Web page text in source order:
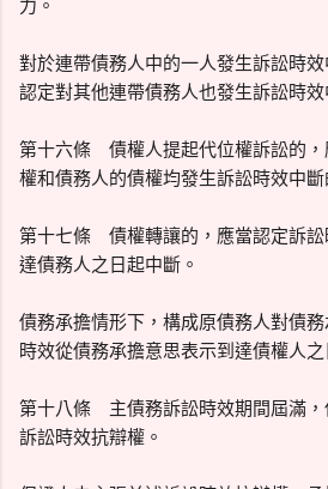
力。
對於連帶債務人中的一人發生訴訟時
認定對其他連帶債務人也發生訴訟時效
第十六條 債權人提起代位權訴訟的，
權和債務人的債權均發生訴訟時效中斷
第十七條 債權轉讓的，應當認定訴訟
達債務人之日起中斷。
債務承擔情形下，構成原債務人對債
時效從債務承擔意思表示到達債權人之
第十八條 主債務訴訟時效期間屆滿，
訴訟時效抗辯權。